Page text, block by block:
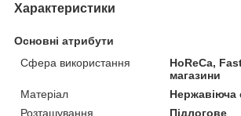
Характеристики
Основні атрибути
Сфера використання
HoReCa,
магазини
Матеріал
Нержавіюча
Розташування
Підлогове